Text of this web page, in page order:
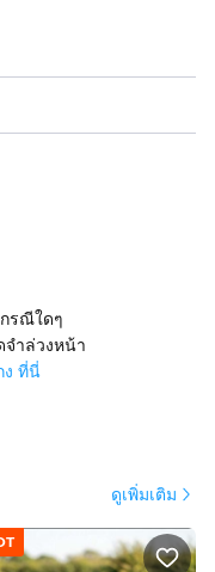
รณีใดๆ
จำล่วงหน้า
ที่นี่
ดูเพิ่มเติม